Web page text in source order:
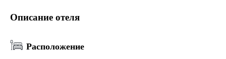
Описание отеля
Расположение